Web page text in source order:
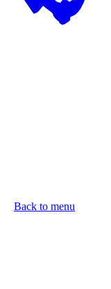
Back to menu